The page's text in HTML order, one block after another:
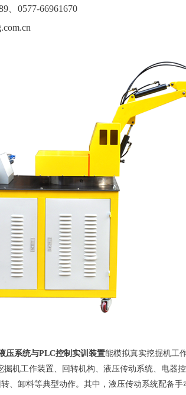
、0577-66961670
压系统与PLC控制实训装置能模拟真实挖掘机工
掘机工作装置、回转机构、液压传动系统、电器
、卸料等典型动作。其中，液压传动系统配备